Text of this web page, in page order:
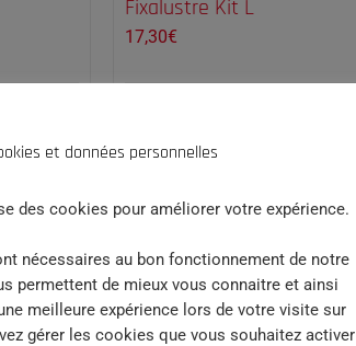
Fixalustre Kit L
17,30€
et données personnelles
des cookies pour améliorer votre expérience.
nécessaires au bon fonctionnement de notre
permettent de mieux vous connaitre et ainsi
meilleure expérience lors de votre visite sur
gérer les cookies que vous souhaitez activer